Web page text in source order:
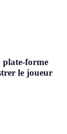
plate-forme
le joueur